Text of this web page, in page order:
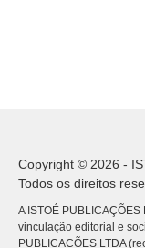
Copyright © 2026 -
Todos os direitos
A ISTOÉ
vinculação editorial e
PUBLICACÕES LTDA